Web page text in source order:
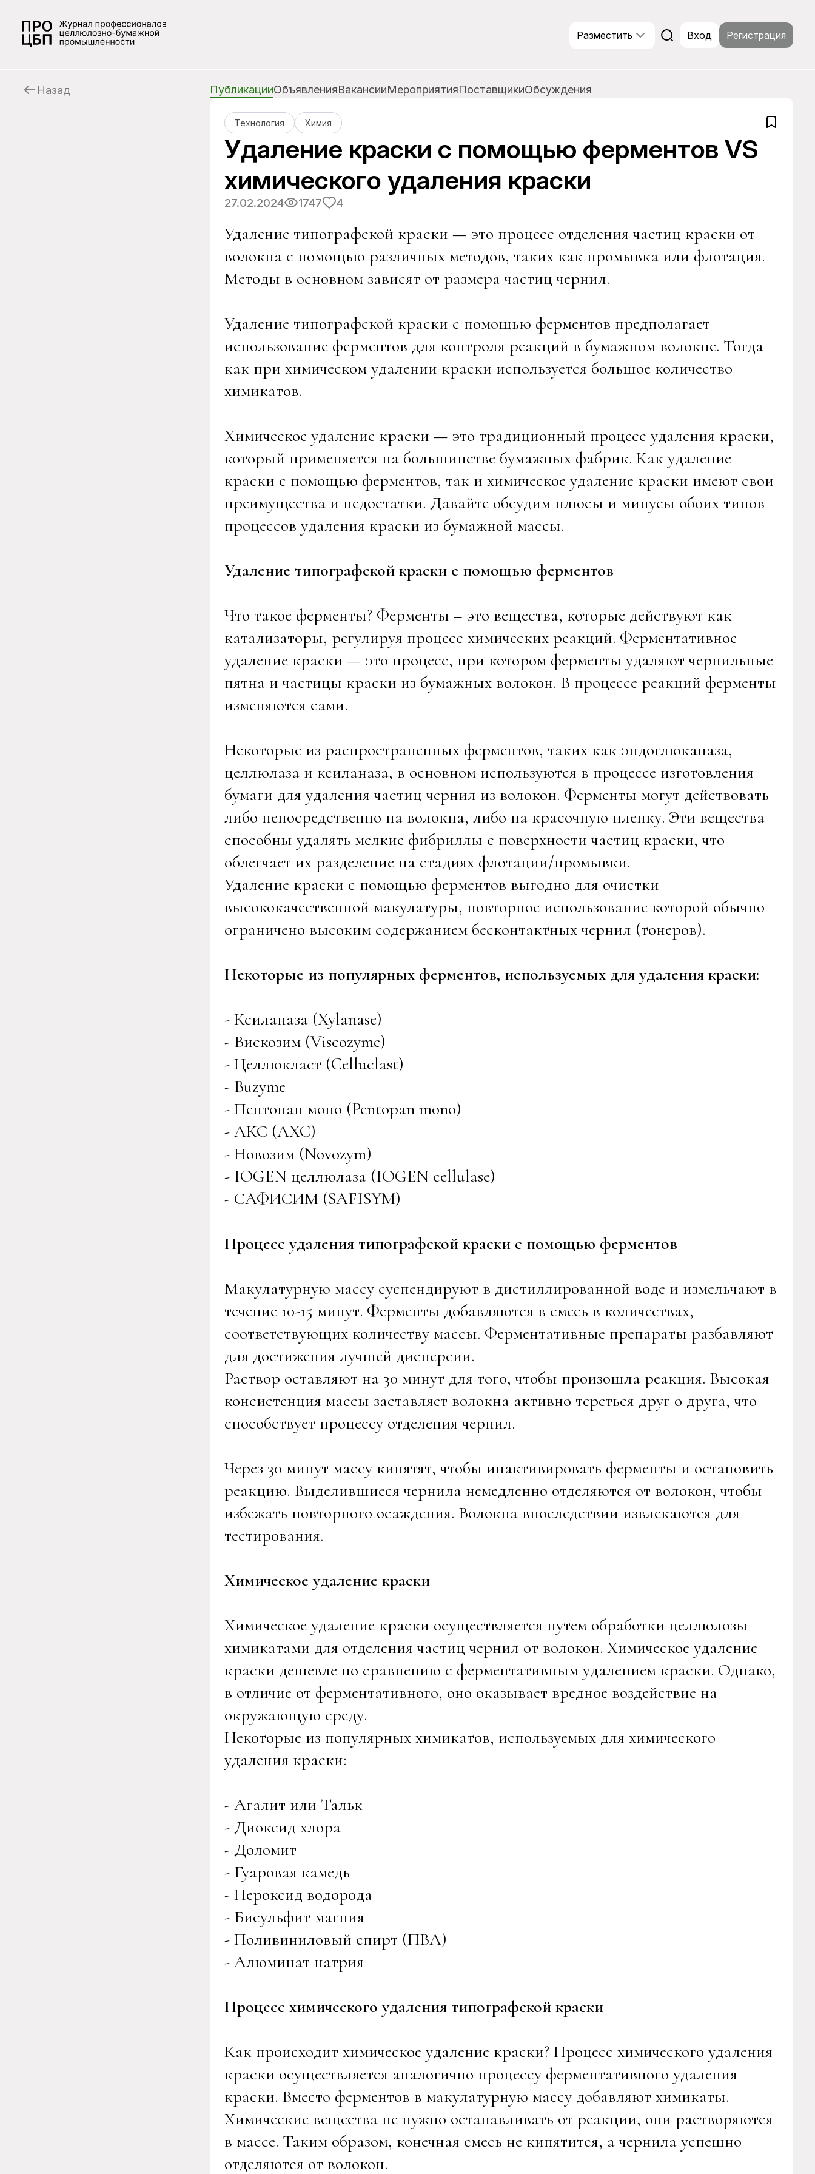
Разместить Вход Регистрация
Назад ПубликацииОбъявленияВакансииМероприятияПоставщикиОбсуждения
Технология Химия
Удаление краски с помощью ферментов VS
химического удаления краски
27.02.2024 1747 4
Удаление типографской краски — это процесс отделения частиц краски от
волокна с помощью различных методов, таких как промывка или флотация.
Методы в основном зависят от размера частиц чернил.
Удаление типографской краски с помощью ферментов предполагает
использование ферментов для контроля реакций в бумажном волокне. Тогда
как при химическом удалении краски используется большое количество
химикатов.
Химическое удаление краски — это традиционный процесс удаления краски,
который применяется на большинстве бумажных фабрик. Как удаление
краски с помощью ферментов, так и химическое удаление краски имеют свои
преимущества и недостатки. Давайте обсудим плюсы и минусы обоих типов
процессов удаления краски из бумажной массы.
Удаление типографской краски с помощью ферментов
Что такое ферменты? Ферменты – это вещества, которые действуют как
катализаторы, регулируя процесс химических реакций. Ферментативное
удаление краски — это процесс, при котором ферменты удаляют чернильные
пятна и частицы краски из бумажных волокон. В процессе реакций ферменты
изменяются сами.
Некоторые из распространенных ферментов, таких как эндоглюканаза,
целлюлаза и ксиланаза, в основном используются в процессе изготовления
бумаги для удаления частиц чернил из волокон. Ферменты могут действовать
либо непосредственно на волокна, либо на красочную пленку. Эти вещества
способны удалять мелкие фибриллы с поверхности частиц краски, что
облегчает их разделение на стадиях флотации/промывки.
Удаление краски с помощью ферментов выгодно для очистки
высококачественной макулатуры, повторное использование которой обычно
ограничено высоким содержанием бесконтактных чернил (тонеров).
Некоторые из популярных ферментов, используемых для удаления краски:
- Ксиланаза (Xylanase)
- Вискозим (Viscozyme)
- Целлюкласт (Celluclast)
- Buzyme
- Пентопан моно (Pentopan mono)
- АКС (AXC)
- Новозим (Novozym)
- IOGEN целлюлаза (IOGEN cellulase)
- САФИСИМ (SAFISYM)
Процесс удаления типографской краски с помощью ферментов
Макулатурную массу суспендируют в дистиллированной воде и измельчают в
течение 10-15 минут. Ферменты добавляются в смесь в количествах,
соответствующих количеству массы. Ферментативные препараты разбавляют
для достижения лучшей дисперсии.
Раствор оставляют на 30 минут для того, чтобы произошла реакция. Высокая
консистенция массы заставляет волокна активно тереться друг о друга, что
способствует процессу отделения чернил.
Через 30 минут массу кипятят, чтобы инактивировать ферменты и остановить
реакцию. Выделившиеся чернила немедленно отделяются от волокон, чтобы
избежать повторного осаждения. Волокна впоследствии извлекаются для
тестирования.
Химическое удаление краски
Химическое удаление краски осуществляется путем обработки целлюлозы
химикатами для отделения частиц чернил от волокон. Химическое удаление
краски дешевле по сравнению с ферментативным удалением краски. Однако,
в отличие от ферментативного, оно оказывает вредное воздействие на
окружающую среду.
Некоторые из популярных химикатов, используемых для химического
удаления краски:
- Агалит или Тальк
- Диоксид хлора
- Доломит
- Гуаровая камедь
- Пероксид водорода
- Бисульфит магния
- Поливиниловый спирт (ПВА)
- Алюминат натрия
Процесс химического удаления типографской краски
Как происходит химическое удаление краски? Процесс химического удаления
краски осуществляется аналогично процессу ферментативного удаления
краски. Вместо ферментов в макулатурную массу добавляют химикаты.
Химические вещества не нужно останавливать от реакции, они растворяются
в массе. Таким образом, конечная смесь не кипятится, а чернила успешно
отделяются от волокон.